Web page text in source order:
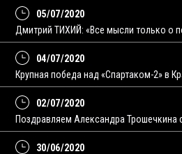
05/07/2020
Дмитрий ТИХИЙ: «Все мысли только о
04/07/2020
Крупная победа над «Спартаком-2» в
02/07/2020
Поздравляем Александра Трошечкина
30/06/2020